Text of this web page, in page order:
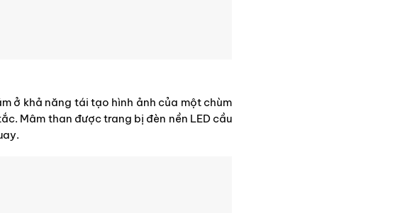
ở khả năng tái tạo hình ảnh của một chùm
Mâm than được trang bị đèn nền LED cầu